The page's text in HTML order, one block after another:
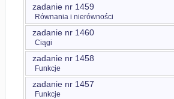
zadanie nr 1459
Równania i nierówności
zadanie nr 1460
Ciągi
zadanie nr 1458
Funkcje
zadanie nr 1457
Funkcje